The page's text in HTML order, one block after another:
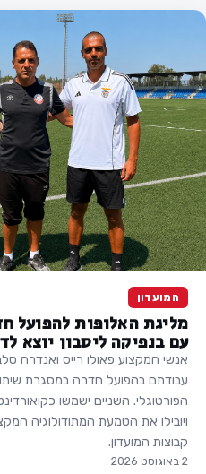
הפועל חדרה תפתח מול
בית ראשון מול שמשון
ההתאחדות לכדורגל פרסמה את
2026/27 בליגה א׳ דרום.
במשחק חוץ מול הפועל מרמורק,
שמשון תל אביב.
3 באוגוסט 2026
המועדון
מליגת האלופות להפועל
עם בנפיקה ליסבון יוצא
אנשי המקצוע פאולו רייס ואנדרה
עבודתם בהפועל חדרה במסגרת
הפורטוגלי. השניים ישמשו
ויובילו את הטמעת המתודולוגיה
קבוצות המועדון.
2 באוגוסט 2026